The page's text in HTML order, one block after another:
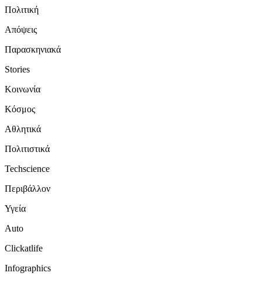
Πολιτική
Απόψεις
Παρασκηνιακά
Stories
Κοινωνία
Κόσμος
Αθλητικά
Πολιτιστικά
Techscience
Περιβάλλον
Υγεία
Auto
Clickatlife
Infographics